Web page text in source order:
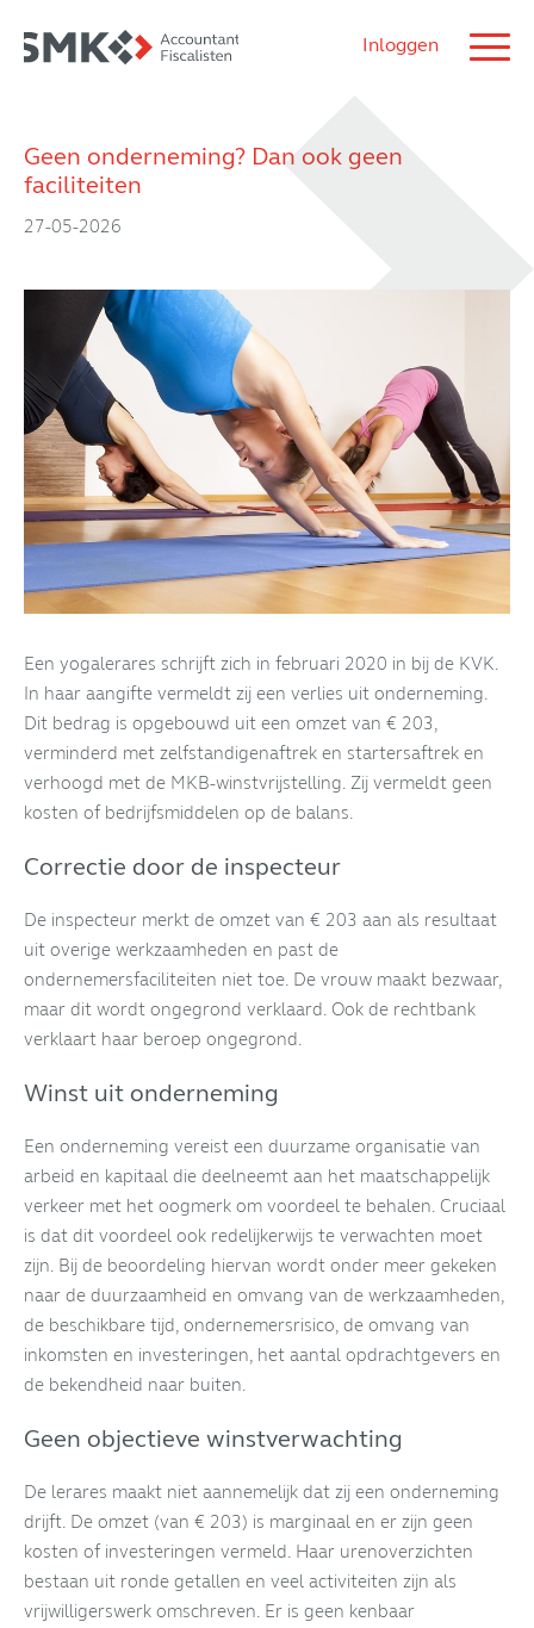
Inloggen
Geen onderneming? Dan ook geen
faciliteiten
27-05-2026
Een yogalerares schrijft zich in februari 2020 in bij de KVK.
In haar aangifte vermeldt zij een verlies uit onderneming.
Dit bedrag is opgebouwd uit een omzet van € 203,
verminderd met zelfstandigenaftrek en startersaftrek en
verhoogd met de MKB-winstvrijstelling. Zij vermeldt geen
kosten of bedrijfsmiddelen op de balans.
Correctie door de inspecteur
De inspecteur merkt de omzet van € 203 aan als resultaat
uit overige werkzaamheden en past de
ondernemersfaciliteiten niet toe. De vrouw maakt bezwaar,
maar dit wordt ongegrond verklaard. Ook de rechtbank
verklaart haar beroep ongegrond.
Winst uit onderneming
Een onderneming vereist een duurzame organisatie van
arbeid en kapitaal die deelneemt aan het maatschappelijk
verkeer met het oogmerk om voordeel te behalen. Cruciaal
is dat dit voordeel ook redelijkerwijs te verwachten moet
zijn. Bij de beoordeling hiervan wordt onder meer gekeken
naar de duurzaamheid en omvang van de werkzaamheden,
de beschikbare tijd, ondernemersrisico, de omvang van
inkomsten en investeringen, het aantal opdrachtgevers en
de bekendheid naar buiten.
Geen objectieve winstverwachting
De lerares maakt niet aannemelijk dat zij een onderneming
drijft. De omzet (van € 203) is marginaal en er zijn geen
kosten of investeringen vermeld. Haar urenoverzichten
bestaan uit ronde getallen en veel activiteiten zijn als
vrijwilligerswerk omschreven. Er is geen kenbaar